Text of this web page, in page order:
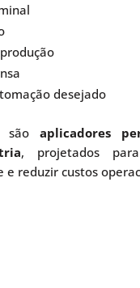
desejado
sãoaplicadores
, projetados
e reduzir custos